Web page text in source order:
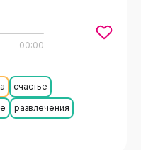
00:00
счастье
развлечения